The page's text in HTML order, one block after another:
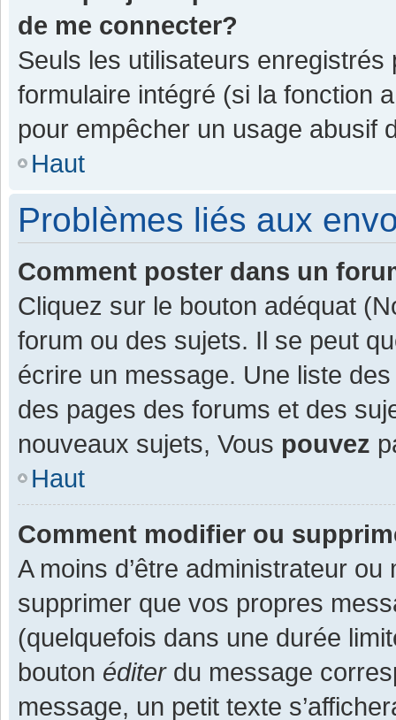
de me connecter?
Seuls les utilisateurs enregistrés
formulaire intégré (si la fonction
pour empêcher un usage abusif
Haut
Problèmes liés aux
Comment poster dans un
Cliquez sur le bouton adéquat
forum ou des sujets. Il se peut
écrire un message. Une liste
des pages des forums et des
nouveaux sujets, Vous pouvez
Haut
Comment modifier ou
A moins d’être administrateur
supprimer que vos propres
(quelquefois dans une durée
bouton éditerdu message
message, un petit texte